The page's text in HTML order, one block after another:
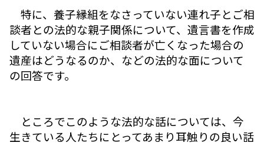
特に、養子縁組をなさっていない連れ子とご相
談者との法的な親子関係について、遺言書を作成
していない場合にご相談者が亡くなった場合の
遺産はどうなるのか、などの法的な面について
の回答です。
ところでこのような法的な話については、今
生きている人たちにとってあまり耳触りの良い話